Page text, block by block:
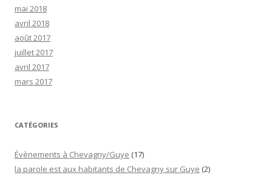
mai 2018
avril 2018
août 2017
juillet 2017
avril 2017
mars 2017
CATÉGORIES
Évènements à Chevagny/Guye (17)
la parole est aux habitants de Chevagny sur Guye (2)